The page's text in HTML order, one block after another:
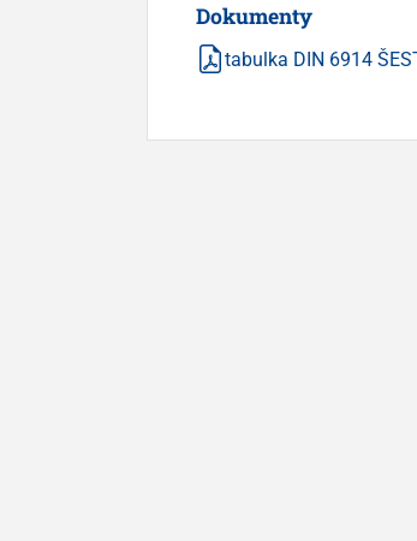
Dokumenty
tabulka DIN 6914